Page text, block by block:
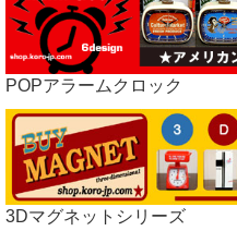
POPアラームクロック
3Dマグネットシリーズ